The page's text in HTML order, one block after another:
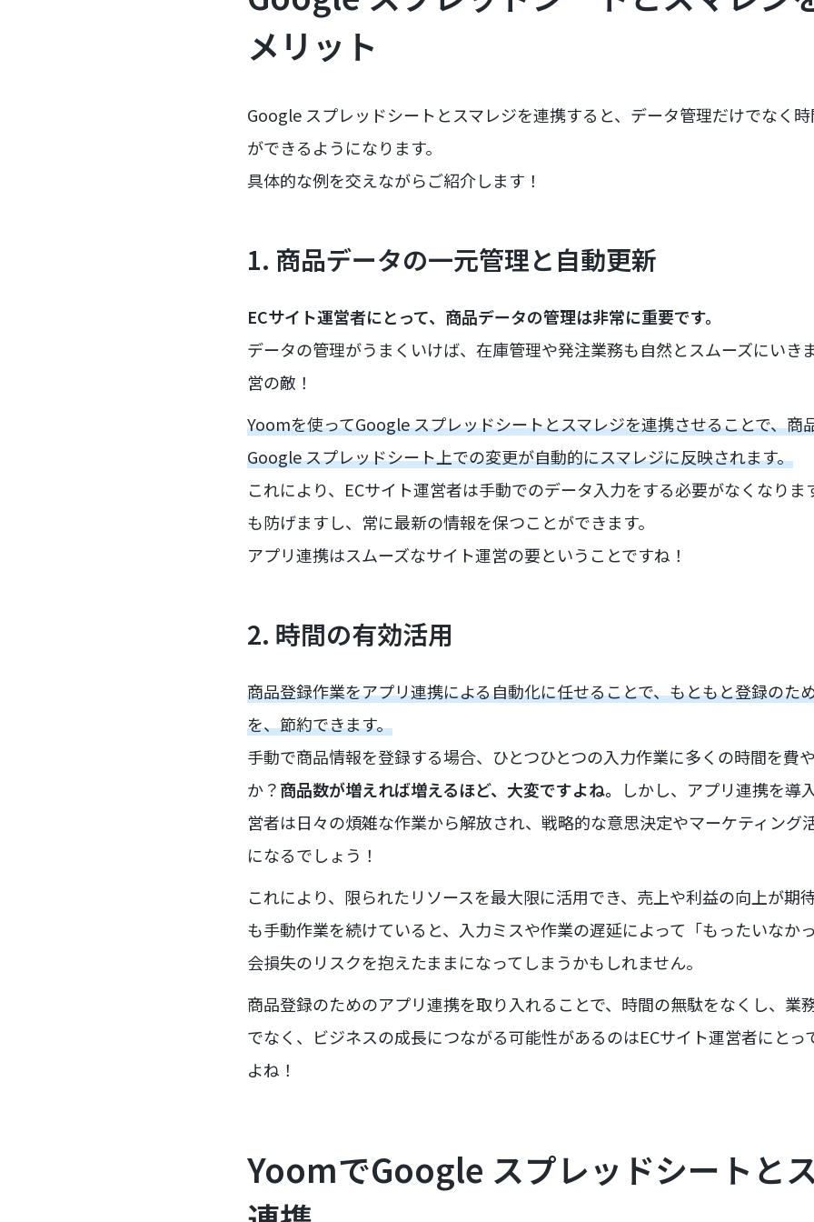
メリット
Google スプレッドシートとスマレジを連携すると、データ管理だけでなく
ができるようになります。
具体的な例を交えながらご紹介します！
1. 商品データの一元管理と自動更新
ECサイト運営者にとって、商品データの管理は非常に重要です。
データの管理がうまくいけば、在庫管理や発注業務も自然とスムーズにいき
営の敵！
Yoomを使ってGoogle スプレッドシートとスマレジを連携させることで、商
Google スプレッドシート上での変更が自動的にスマレジに反映されます。
これにより、ECサイト運営者は手動でのデータ入力をする必要がなくなり
も防げますし、常に最新の情報を保つことができます。
アプリ連携はスムーズなサイト運営の要ということですね！
2. 時間の有効活用
商品登録作業をアプリ連携による自動化に任せることで、もともと登録のた
を、節約できます。
手動で商品情報を登録する場合、ひとつひとつの入力作業に多くの時間を費
か？商品数が増えれば増えるほど、大変ですよね。 しかし、アプリ連携を導
営者は日々の煩雑な作業から解放され、戦略的な意思決定やマーケティング
になるでしょう！
これにより、限られたリソースを最大限に活用でき、売上や利益の向上が期
も手動作業を続けていると、入力ミスや作業の遅延によって「もったいなか
会損失のリスクを抱えたままになってしまうかもしれません。
商品登録のためのアプリ連携を取り入れることで、時間の無駄をなくし、業
でなく、ビジネスの成長につながる可能性があるのはECサイト運営者にと
よね！
YoomでGoogle スプレッドシートと